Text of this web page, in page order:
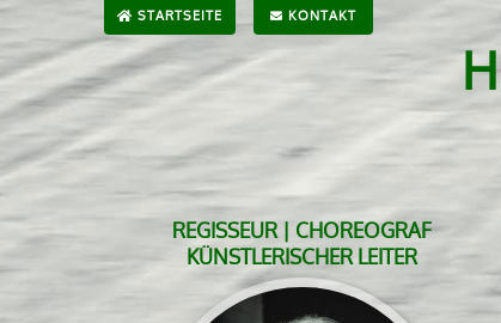
STARTSEITE KONTAKT
REGISSEUR | CHOREOGRAF
KÜNSTLERISCHER LEITER